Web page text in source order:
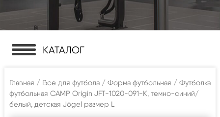
КАТАЛОГ
Главная / Все для футбола / Форма футбольная / Футболка
футбольная CAMP Origin JFT-1020-091-K, темно-синий/
белый, детская Jögel размер L